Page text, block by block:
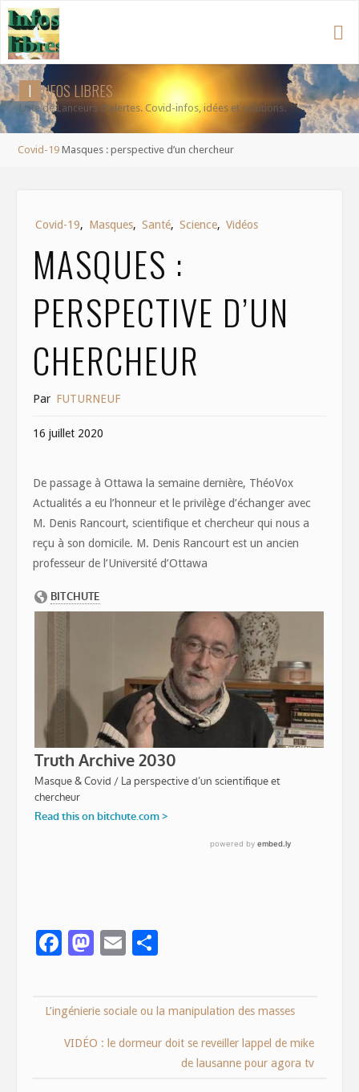
Aller
au
contenu
I NFOSLIBRES
Liste de Lanceurs d'alertes. Covid-infos, idées et solutions.
Accueil
Covid-19 Masques : perspective d’un chercheur
Covid-19, Masques, Santé, Science, Vidéos
MASQUES :
PERSPECTIVE D’UN
CHERCHEUR
Par FUTURNEUF
16 juillet 2020
De passage à Ottawa la semaine dernière, ThéoVox
Actualités a eu l’honneur et le privilège d’échanger avec
M. Denis Rancourt, scientifique et chercheur qui nous a
reçu à son domicile. M. Denis Rancourt est un ancien
professeur de l’Université d’Ottawa
F
b
o
M
d
o
E
l
e
L’ingénierie sociale ou la manipulation des masses
VIDÉO : le dormeur doit se reveiller lappel de mike
de lausanne pour agora tv